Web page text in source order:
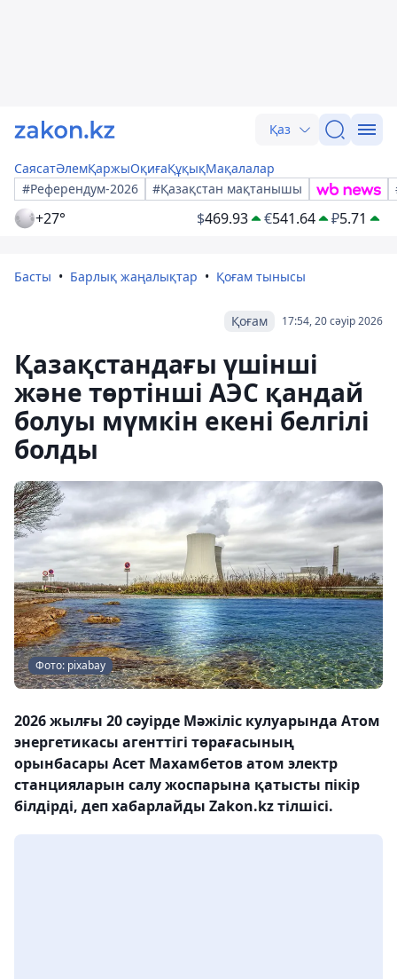
Қаз
СаясатӘлемҚаржыОқиғаҚұқықМақалалар
#Референдум-2026
#Қазақстан мақтанышы
+27° $469.93 €541.64 ₽5.71
Басты Барлық жаңалықтар Қоғам тынысы
17:54, 20 сәуір 2026
Қоғам
Қазақстандағы үшінші
және төртінші АЭС қандай
болуы мүмкін екені белгілі
болды
Фото: pixabay
2026 жылғы 20 сәуірде Мәжіліс кулуарында Атом
энергетикасы агенттігі төрағасының
орынбасары Асет Махамбетов атом электр
станцияларын салу жоспарына қатысты пікір
білдірді, деп хабарлайды Zakon.kz тілшісі.